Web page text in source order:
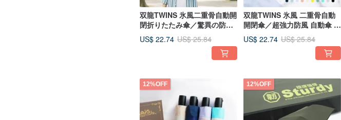
双龍TWINS 氷風二重骨自動開
閉折りたたみ傘／驚異の防風
自動傘・雨傘・折りたたみ傘
B6580L
US$ 22.74 US$ 25.84
双龍TWINS 氷風 二重骨自動
開閉傘／超強力防風 自動傘 雨
傘 折りたたみ傘 B6580L
US$ 22.74 US$ 25.84
12%OFF 12%OFF